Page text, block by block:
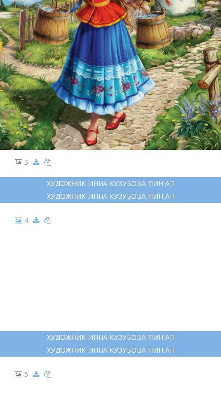
3
ХУДОЖНИК ИННА КУЗУБОВА ПИН АП
ХУДОЖНИК ИННА КУЗУБОВА ПИН АП
4
ХУДОЖНИК ИННА КУЗУБОВА ПИН АП
ХУДОЖНИК ИННА КУЗУБОВА ПИН АП
5